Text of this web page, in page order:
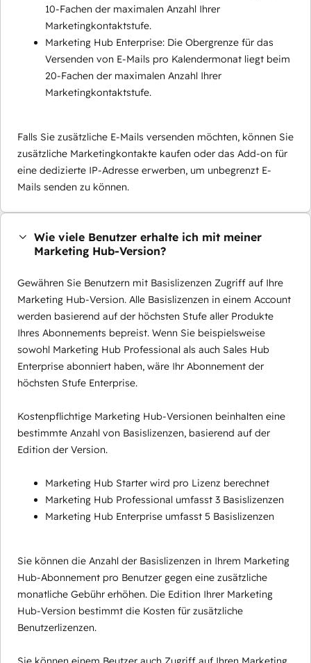
10-Fachen der maximalen Anzahl Ihrer
Marketingkontaktstufe.
Marketing Hub Enterprise: Die Obergrenze für das
Versenden von E-Mails pro Kalendermonat liegt beim
20-Fachen der maximalen Anzahl Ihrer
Marketingkontaktstufe.
Falls Sie zusätzliche E-Mails versenden möchten, können Sie
zusätzliche Marketingkontakte kaufen oder das Add-on für
eine dedizierte IP-Adresse erwerben, um unbegrenzt E-
Mails senden zu können.
Wie viele Benutzer erhalte ich mit meiner
Marketing Hub-Version?
Gewähren Sie Benutzern mit Basislizenzen Zugriff auf Ihre
Marketing Hub-Version. Alle Basislizenzen in einem Account
werden basierend auf der höchsten Stufe aller Produkte
Ihres Abonnements bepreist. Wenn Sie beispielsweise
sowohl Marketing Hub Professional als auch Sales Hub
Enterprise abonniert haben, wäre Ihr Abonnement der
höchsten Stufe Enterprise.
Kostenpflichtige Marketing Hub-Versionen beinhalten eine
bestimmte Anzahl von Basislizenzen, basierend auf der
Edition der Version.
Marketing Hub Starter wird pro Lizenz berechnet
Marketing Hub Professional umfasst 3 Basislizenzen
Marketing Hub Enterprise umfasst 5 Basislizenzen
Sie können die Anzahl der Basislizenzen in Ihrem Marketing
Hub-Abonnement pro Benutzer gegen eine zusätzliche
monatliche Gebühr erhöhen. Die Edition Ihrer Marketing
Hub-Version bestimmt die Kosten für zusätzliche
Benutzerlizenzen.